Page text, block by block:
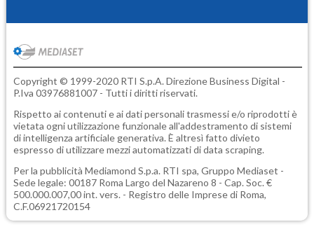
Copyright © 1999-2020 RTI S.p.A. Direzione Business Digital -
P.Iva 03976881007 - Tutti i diritti riservati.
Rispetto ai contenuti e ai dati personali trasmessi e/o riprodotti è
vietata ogni utilizzazione funzionale all'addestramento di sistemi
di intelligenza artificiale generativa. È altresì fatto divieto
espresso di utilizzare mezzi automatizzati di data scraping.
Per la pubblicità Mediamond S.p.a. RTI spa, Gruppo Mediaset -
Sede legale: 00187 Roma Largo del Nazareno 8 - Cap. Soc. €
500.000.007,00 int. vers. - Registro delle Imprese di Roma,
C.F.06921720154